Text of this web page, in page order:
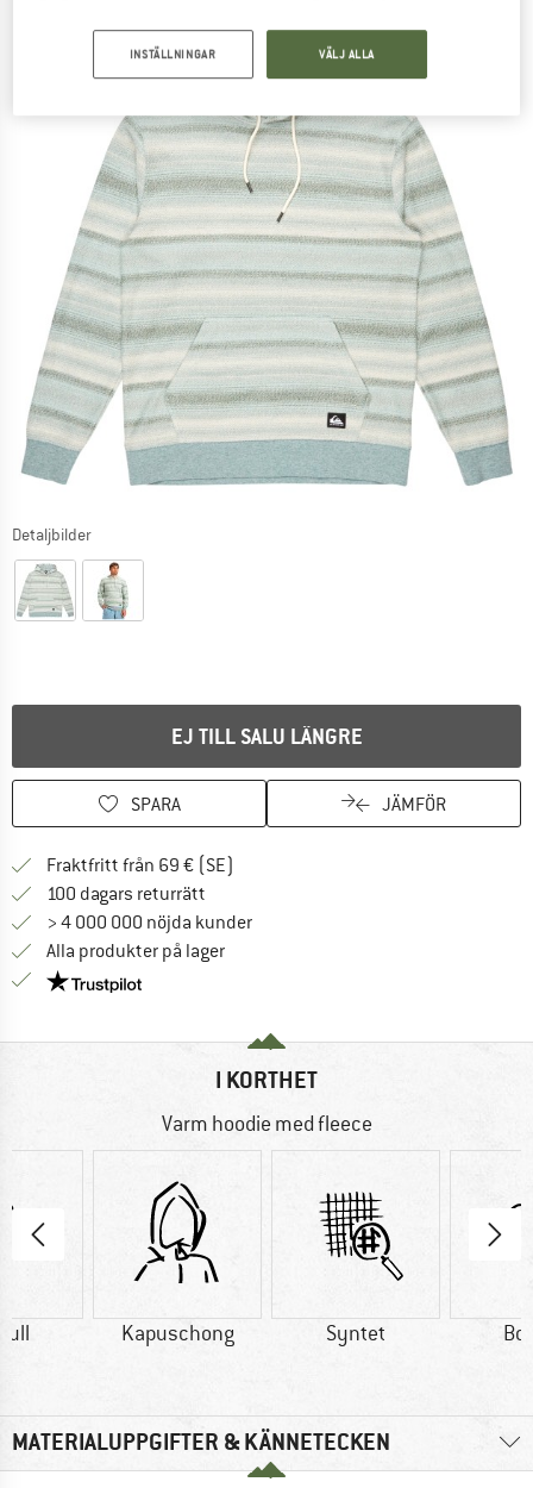
Detaljbilder
EJ TILL SALU LÄNGRE
SPARA JÄMFÖR
Fraktfritt från 69 € (SE)
100 dagars returrätt
> 4 000 000 nöjda kunder
Alla produkter på lager
Trust Pilot-garanti - hitta all information här!
I KORTHET
Varm hoodie med fleece
Kapuschong Syntet
MATERIALUPPGIFTER & KÄNNETECKEN
INSTÄLLNINGAR VÄLJ ALLA